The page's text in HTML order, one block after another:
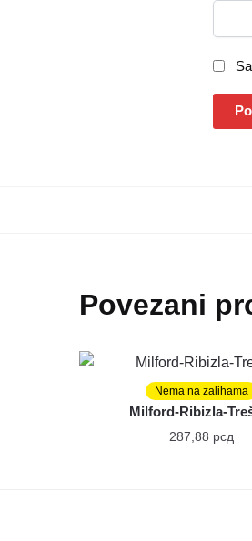
Povezani
Nema na zalihama
TOPLI NAPITCI
Milford-Ribizla-
287,88 рсд